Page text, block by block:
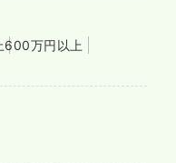
600万円以上